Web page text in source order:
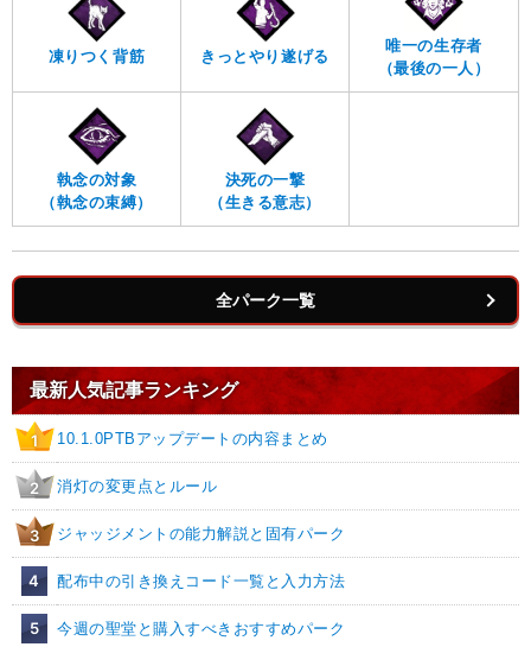
凍りつく背筋 きっとやり遂げる
唯一の生存者
（最後の一人）
執念の対象
（執念の束縛）
決死の一撃
（生きる意志）
全パーク一覧
最新人気記事ランキング
1 10.1.0PTBアップデートの内容まとめ
2 消灯の変更点とルール
3 ジャッジメントの能力解説と固有パーク
4 配布中の引き換えコード一覧と入力方法
5 今週の聖堂と購入すべきおすすめパーク